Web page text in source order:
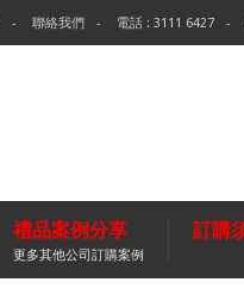
聯絡我們 電話 : 3111 6427
禮品案例分享
更多其他公司訂購案例
訂購